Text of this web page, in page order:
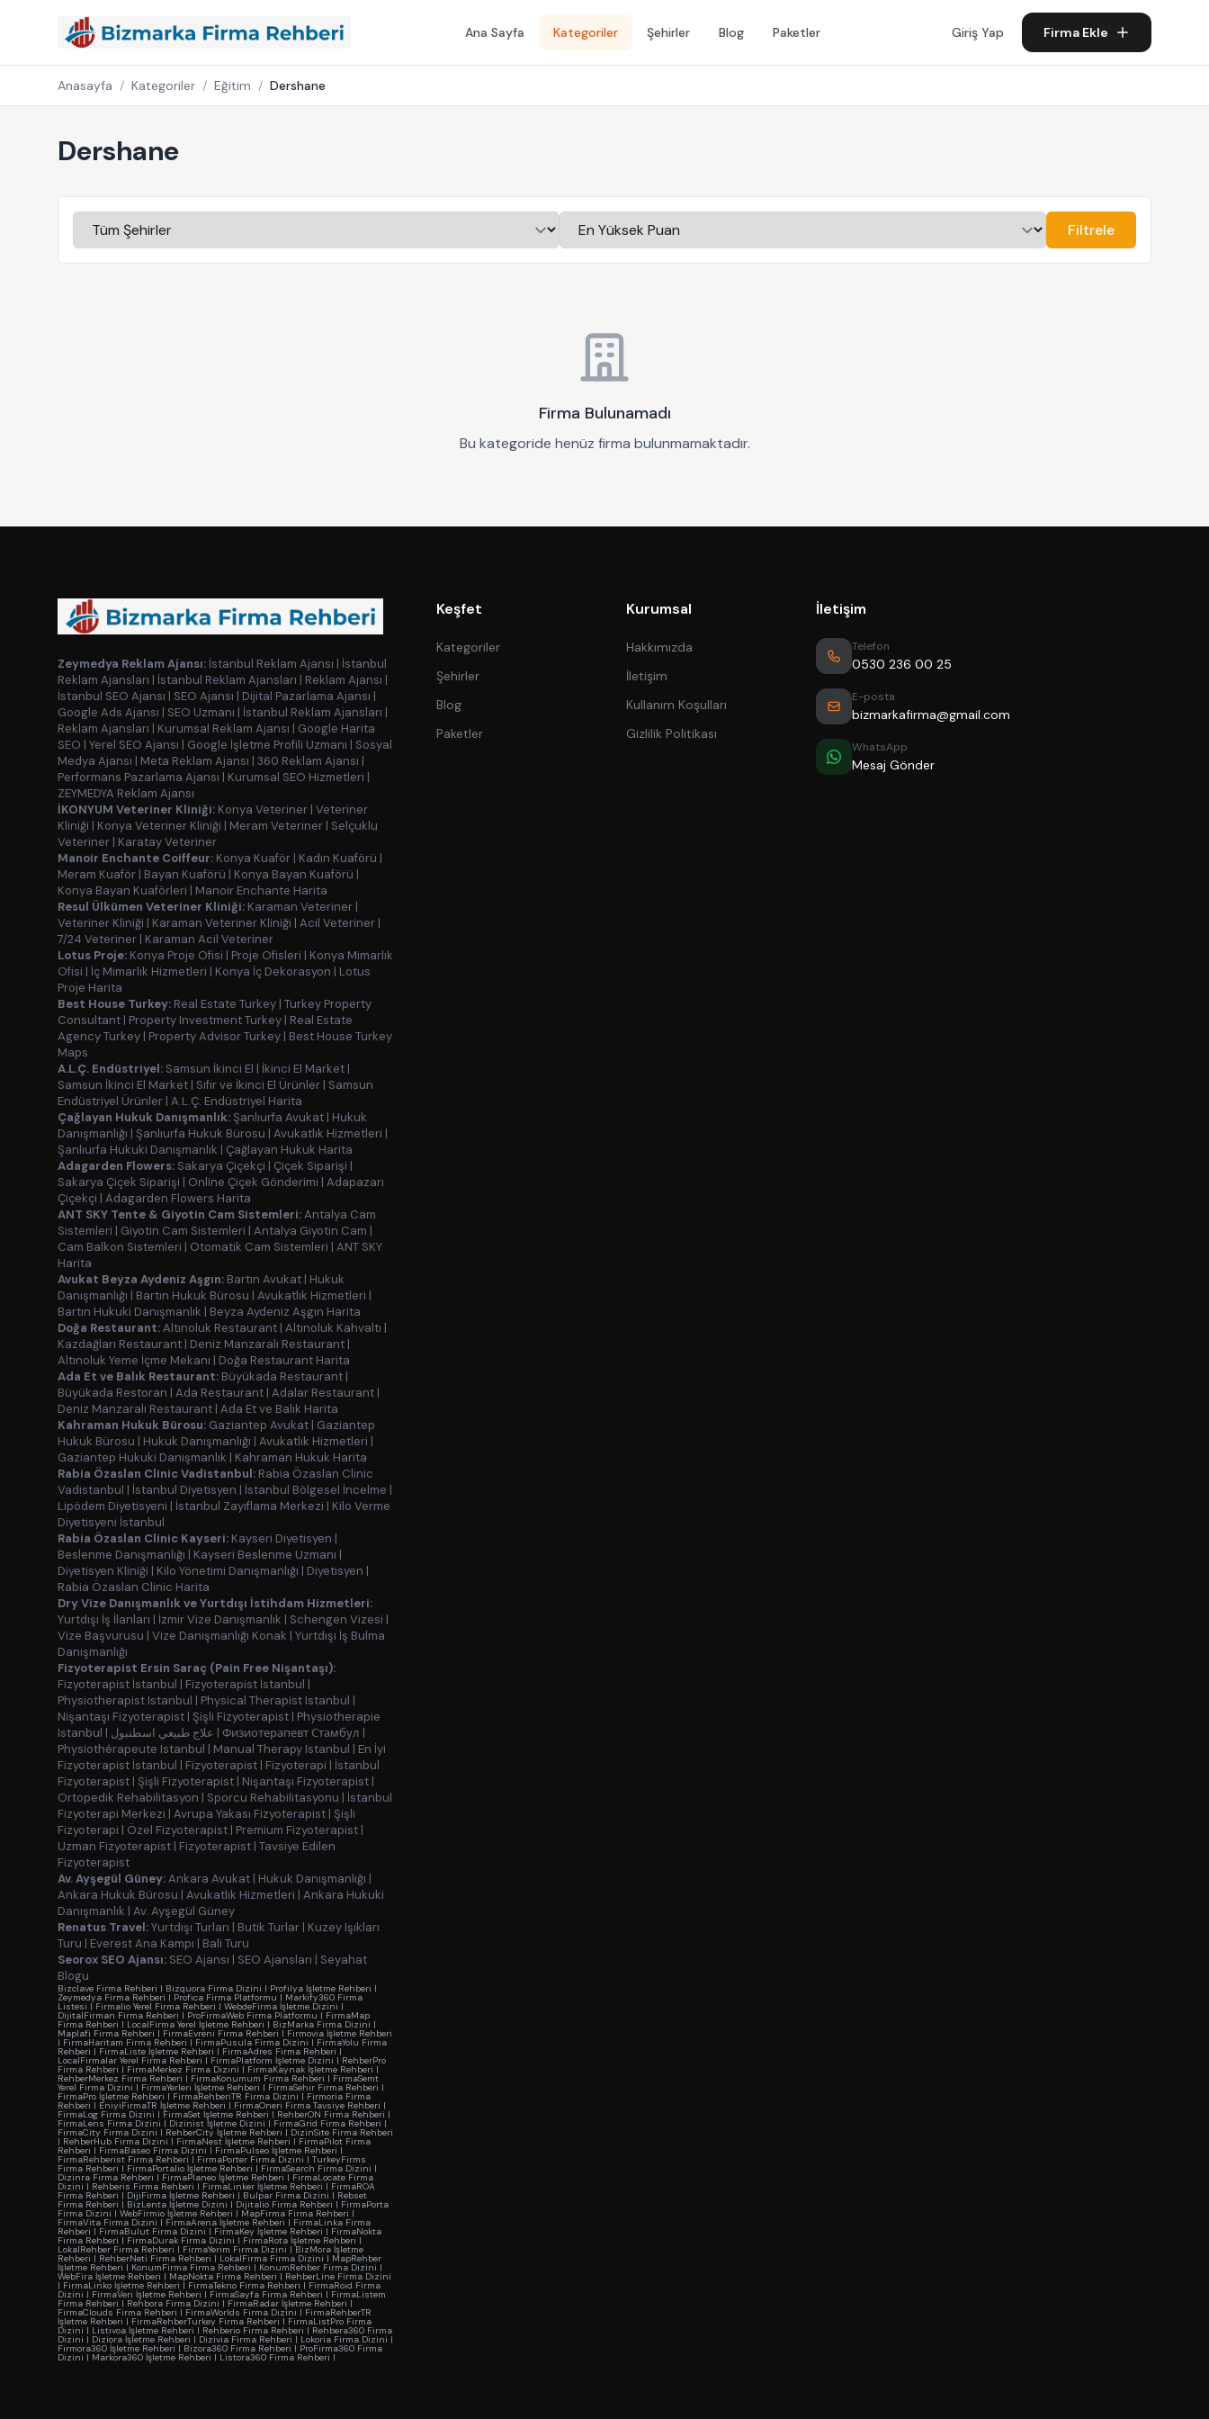
Ana Sayfa Kategoriler Şehirler Blog Paketler Giriş Yap Firma Ekle
Anasayfa / Kategoriler / Eğitim / Dershane
Dershane
Filtrele
Firma Bulunamadı
Bu kategoride henüz firma bulunmamaktadır.
Zeymedya Reklam Ajansı: İstanbul Reklam Ajansı | İstanbul
Reklam Ajansları | İstanbul Reklam Ajansları | Reklam Ajansı |
İstanbul SEO Ajansı | SEO Ajansı | Dijital Pazarlama Ajansı |
Google Ads Ajansı | SEO Uzmanı | İstanbul Reklam Ajansları |
Reklam Ajansları | Kurumsal Reklam Ajansı | Google Harita
SEO | Yerel SEO Ajansı | Google İşletme Profili Uzmanı | Sosyal
Medya Ajansı | Meta Reklam Ajansı | 360 Reklam Ajansı |
Performans Pazarlama Ajansı | Kurumsal SEO Hizmetleri |
ZEYMEDYA Reklam Ajansı
İKONYUM Veteriner Kliniği: Konya Veteriner | Veteriner
Kliniği | Konya Veteriner Kliniği | Meram Veteriner | Selçuklu
Veteriner | Karatay Veteriner
Manoir Enchante Coiffeur: Konya Kuaför | Kadın Kuaförü |
Meram Kuaför | Bayan Kuaförü | Konya Bayan Kuaförü |
Konya Bayan Kuaförleri | Manoir Enchante Harita
Resul Ülkümen Veteriner Kliniği: Karaman Veteriner |
Veteriner Kliniği | Karaman Veteriner Kliniği | Acil Veteriner |
7/24 Veteriner | Karaman Acil Veteriner
Lotus Proje: Konya Proje Ofisi | Proje Ofisleri | Konya Mimarlık
Ofisi | İç Mimarlık Hizmetleri | Konya İç Dekorasyon | Lotus
Proje Harita
Best House Turkey: Real Estate Turkey | Turkey Property
Consultant | Property Investment Turkey | Real Estate
Agency Turkey | Property Advisor Turkey | Best House Turkey
Maps
A.L.Ç. Endüstriyel: Samsun İkinci El | İkinci El Market |
Samsun İkinci El Market | Sıfır ve İkinci El Ürünler | Samsun
Endüstriyel Ürünler | A.L.Ç. Endüstriyel Harita
Çağlayan Hukuk Danışmanlık:Şanlıurfa Avukat | Hukuk
Danışmanlığı | Şanlıurfa Hukuk Bürosu | Avukatlık Hizmetleri |
Şanlıurfa Hukuki Danışmanlık | Çağlayan Hukuk Harita
Adagarden Flowers: Sakarya Çiçekçi | Çiçek Siparişi |
Sakarya Çiçek Siparişi | Online Çiçek Gönderimi | Adapazarı
Çiçekçi | Adagarden Flowers Harita
ANT SKY Tente & Giyotin Cam Sistemleri:Antalya Cam
Sistemleri | Giyotin Cam Sistemleri | Antalya Giyotin Cam |
Cam Balkon Sistemleri | Otomatik Cam Sistemleri | ANT SKY
Harita
Avukat Beyza Aydeniz Aşgın: Bartın Avukat | Hukuk
Danışmanlığı | Bartın Hukuk Bürosu | Avukatlık Hizmetleri |
Bartın Hukuki Danışmanlık | Beyza Aydeniz Aşgın Harita
Doğa Restaurant:Altınoluk Restaurant | Altınoluk Kahvaltı |
Kazdağları Restaurant | Deniz Manzaralı Restaurant |
Altınoluk Yeme İçme Mekanı | Doğa Restaurant Harita
Ada Et ve Balık Restaurant: Büyükada Restaurant |
Büyükada Restoran | Ada Restaurant | Adalar Restaurant |
Deniz Manzaralı Restaurant | Ada Et ve Balık Harita
Kahraman Hukuk Bürosu: Gaziantep Avukat | Gaziantep
Hukuk Bürosu | Hukuk Danışmanlığı | Avukatlık Hizmetleri |
Gaziantep Hukuki Danışmanlık | Kahraman Hukuk Harita
Rabia Özaslan Clinic Vadistanbul: Rabia Özaslan Clinic
Vadistanbul | İstanbul Diyetisyen | İstanbul Bölgesel İncelme |
Lipödem Diyetisyeni | İstanbul Zayıflama Merkezi | Kilo Verme
Diyetisyeni İstanbul
Rabia Özaslan Clinic Kayseri: Kayseri Diyetisyen |
Beslenme Danışmanlığı | Kayseri Beslenme Uzmanı |
Diyetisyen Kliniği | Kilo Yönetimi Danışmanlığı | Diyetisyen |
Rabia Özaslan Clinic Harita
Dry Vize Danışmanlık ve Yurtdışı İstihdam Hizmetleri:
Yurtdışı İş İlanları | İzmir Vize Danışmanlık | Schengen Vizesi |
Vize Başvurusu | Vize Danışmanlığı Konak | Yurtdışı İş Bulma
Danışmanlığı
Fizyoterapist Ersin Saraç (Pain Free Nişantaşı):
Fizyoterapist İstanbul | Fizyoterapist İstanbul |
Physiotherapist Istanbul | Physical Therapist Istanbul |
Nişantaşı Fizyoterapist | Şişli Fizyoterapist | Physiotherapie
Istanbul | علاج طبيعي اسطنبول | Физиотерапевт Стамбул |
Physiothérapeute Istanbul | Manual Therapy Istanbul | En İyi
Fizyoterapist İstanbul | Fizyoterapist | Fizyoterapi | İstanbul
Fizyoterapist | Şişli Fizyoterapist | Nişantaşı Fizyoterapist |
Ortopedik Rehabilitasyon | Sporcu Rehabilitasyonu | İstanbul
Fizyoterapi Merkezi | Avrupa Yakası Fizyoterapist | Şişli
Fizyoterapi | Özel Fizyoterapist | Premium Fizyoterapist |
Uzman Fizyoterapist | Fizyoterapist | Tavsiye Edilen
Fizyoterapist
Av. Ayşegül Güney:Ankara Avukat | Hukuk Danışmanlığı |
Ankara Hukuk Bürosu | Avukatlık Hizmetleri | Ankara Hukuki
Danışmanlık | Av. Ayşegül Güney
Renatus Travel:Yurtdışı Turları | Butik Turlar | Kuzey Işıkları
Turu | Everest Ana Kampı | Bali Turu
Seorox SEO Ajansı: SEO Ajansı | SEO Ajansları | Seyahat
Blogu
Bizclave Firma Rehberi | Bizquora Firma Dizini | Profilya İşletme Rehberi |
Zeymedya Firma Rehberi | Profica Firma Platformu | Markify360 Firma
Listesi | Firmalio Yerel Firma Rehberi | WebdeFirma İşletme Dizini |
DijitalFirman Firma Rehberi | ProFirmaWeb Firma Platformu | FirmaMap
Firma Rehberi | LocalFirma Yerel İşletme Rehberi | BizMarka Firma Dizini |
Maplafi Firma Rehberi | FirmaEvreni Firma Rehberi | Firmovia İşletme Rehberi
| FirmaHaritam Firma Rehberi | FirmaPusula Firma Dizini | FirmaYolu Firma
Rehberi | FirmaListe İşletme Rehberi | FirmaAdres Firma Rehberi |
LocalFirmalar Yerel Firma Rehberi | FirmaPlatform İşletme Dizini | RehberPro
Firma Rehberi | FirmaMerkez Firma Dizini | FirmaKaynak İşletme Rehberi |
RehberMerkez Firma Rehberi | FirmaKonumum Firma Rehberi | FirmaSemt
Yerel Firma Dizini | FirmaYerleri İşletme Rehberi | FirmaSehir Firma Rehberi |
FirmaPro İşletme Rehberi | FirmaRehberiTR Firma Dizini | Firmoria Firma
Rehberi | EniyiFirmaTR İşletme Rehberi | FirmaOneri Firma Tavsiye Rehberi |
FirmaLog Firma Dizini | FirmaSet İşletme Rehberi | RehberON Firma Rehberi |
FirmaLens Firma Dizini | Dizinist İşletme Dizini | FirmaGrid Firma Rehberi |
FirmaCity Firma Dizini | RehberCity İşletme Rehberi | DizinSite Firma Rehberi
| RehberHub Firma Dizini | FirmaNest İşletme Rehberi | FirmaPilot Firma
Rehberi | FirmaBaseo Firma Dizini | FirmaPulseo İşletme Rehberi |
FirmaRehberist Firma Rehberi | FirmaPorter Firma Dizini | TurkeyFirms
Firma Rehberi | FirmaPortalio İşletme Rehberi | FirmaSearch Firma Dizini |
Dizinra Firma Rehberi | FirmaPlaneo İşletme Rehberi | FirmaLocate Firma
Dizini | Rehberis Firma Rehberi | FirmaLinker İşletme Rehberi | FirmaROA
Firma Rehberi | DijiFirma İşletme Rehberi | Bulpar Firma Dizini | Rebset
Firma Rehberi | BizLenta İşletme Dizini | Dijitalio Firma Rehberi | FirmaPorta
Firma Dizini | WebFirmio İşletme Rehberi | MapFirma Firma Rehberi |
FirmaVita Firma Dizini | FirmaArena İşletme Rehberi | FirmaLinka Firma
Rehberi | FirmaBulut Firma Dizini | FirmaKey İşletme Rehberi | FirmaNokta
Firma Rehberi | FirmaDurak Firma Dizini | FirmaRota İşletme Rehberi |
LokalRehber Firma Rehberi | FirmaYerim Firma Dizini |BizMora İşletme
Rehberi | RehberNeti Firma Rehberi | LokalFirma Firma Dizini | MapRehber
İşletme Rehberi | KonumFirma Firma Rehberi | KonumRehber Firma Dizini |
WebFira İşletme Rehberi | MapNokta Firma Rehberi | RehberLine Firma Dizini
| FirmaLinko İşletme Rehberi | FirmaTekno Firma Rehberi | FirmaRoid Firma
Dizini | FirmaVeri İşletme Rehberi | FirmaSayfa Firma Rehberi | FirmaListem
Firma Rehberi | Rehbora Firma Dizini | FirmaRadar İşletme Rehberi |
FirmaClouds Firma Rehberi | FirmaWorlds Firma Dizini | FirmaRehberTR
İşletme Rehberi | FirmaRehberTurkey Firma Rehberi | FirmaListPro Firma
Dizini | Listivoa İşletme Rehberi | Rehberio Firma Rehberi | Rehbera360 Firma
Dizini | Diziora İşletme Rehberi | Dizivia Firma Rehberi | Lokoria Firma Dizini |
Firmora360 İşletme Rehberi | Bizora360 Firma Rehberi | ProFirma360 Firma
Dizini | Markora360 İşletme Rehberi | Listora360 Firma Rehberi |
Keşfet
Kategoriler
Şehirler
Blog
Paketler
Kurumsal
Hakkımızda
İletişim
Kullanım Koşulları
Gizlilik Politikası
İletişim
Telefon
0530 236 00 25
E-posta
bizmarkafirma@gmail.com
WhatsApp
Mesaj Gönder